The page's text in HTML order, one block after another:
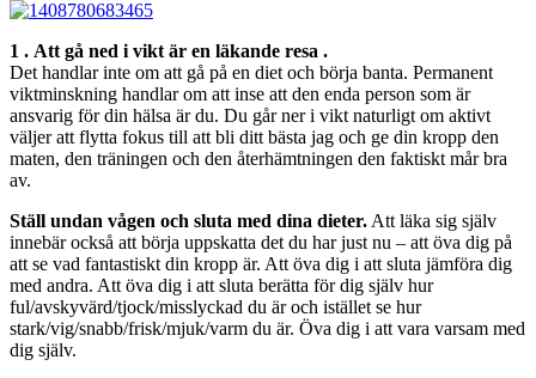
1 . Att gå ned i vikt är en läkande resa .
Det handlar inte om att gå på en diet och börja banta. Permanent
viktminskning handlar om att inse att den enda person som är
ansvarig för din hälsa är du. Du går ner i vikt naturligt om aktivt
väljer att flytta fokus till att bli ditt bästa jag och ge din kropp den
maten, den träningen och den återhämtningen den faktiskt mår bra
av.
Ställ undan vågen och sluta med dina dieter. Att läka sig själv
innebär också att börja uppskatta det du har just nu – att öva dig på
att se vad fantastiskt din kropp är. Att öva dig i att sluta jämföra dig
med andra. Att öva dig i att sluta berätta för dig själv hur
ful/avskyvärd/tjock/misslyckad du är och istället se hur
stark/vig/snabb/frisk/mjuk/varm du är. Öva dig i att vara varsam med
dig själv.